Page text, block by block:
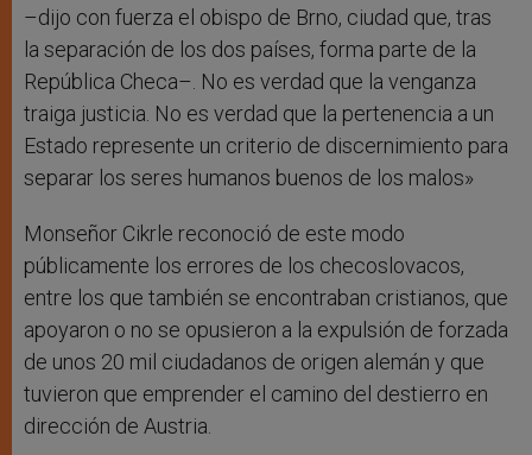
–dijo con fuerza el obispo de Brno, ciudad que, tras
la separación de los dos países, forma parte de la
República Checa–. No es verdad que la venganza
traiga justicia. No es verdad que la pertenencia a un
Estado represente un criterio de discernimiento para
separar los seres humanos buenos de los malos»
Monseñor Cikrle reconoció de este modo
públicamente los errores de los checoslovacos,
entre los que también se encontraban cristianos, que
apoyaron o no se opusieron a la expulsión de forzada
de unos 20 mil ciudadanos de origen alemán y que
tuvieron que emprender el camino del destierro en
dirección de Austria.